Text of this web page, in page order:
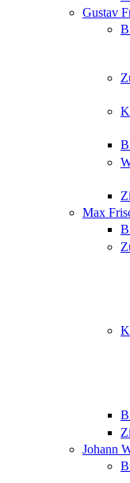
Gustav
Max
Johann